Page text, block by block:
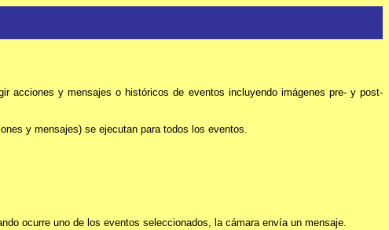
acciones y mensajes o históricos de eventos incluyendo imágenes pre- y post-
y mensajes) se ejecutan para todos los eventos.
ocurre uno de los eventos seleccionados, la cámara envía un mensaje.